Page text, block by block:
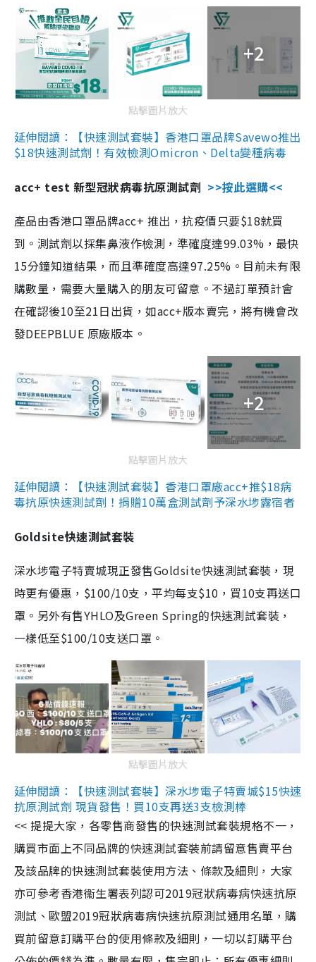
+2
點擊圖片放大
延伸閱讀：【快速測試套裝】香港口罩品牌Savewo推出
$18快速測試劑！有效檢測Omicron、Delta變種病毒
acc+ test 新型冠狀病毒抗原測試劑 >>按此選購<<
產品由香港口罩品牌acc+ 推出，抗疫價只要$18就買
到。測試劑以採集鼻液作檢測，準確度達99.03%，最快
15分鐘知道結果，而且準確度高達97.25%。目前未有限
購數量，需要大量購入的朋友可留意。不過訂單預計會
在確認後10至21日出貨，如acc+版本賣完，將有機會改
發DEEPBLUE 原廠版本。
+2
點擊圖片放大
延伸閱讀：【快速測試套裝】香港口罩廠acc+推$18病
毒抗原快速測試劑！捐贈10萬盒測試劑予深水埗露宿者
Goldsite快速測試套裝
深水埗電子特賣城現正發售Goldsite快速測試套裝，現
時更有優惠，$100/10支，平均每支$10，買10支再送口
罩。另外有售YHLO及Green Spring的快速測試套裝，
一樣低至$100/10支送口罩。
點擊圖片放大
延伸閱讀：【快速測試套裝】深水埗電子特賣城$15快速
抗原測試劑 現貨發售！買10支再送3支檢測棒
<< 提提大家，各零售商發售的快速測試套裝規格不一，
購買市面上不同品牌的快速測試套裝前請留意售賣平台
及該品牌的快速測試套裝使用方法、條款及細則，大家
亦可參考香港衞生署表列認可2019冠狀病毒病快速抗原
測試、歐盟2019冠狀病毒病快速抗原測試通用名單，購
買前留意訂購平台的使用條款及細則，一切以訂購平台